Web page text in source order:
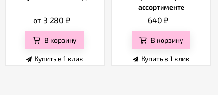
от 3 280₽
В корзину
Купить в 1 клик
ассортименте
640₽
В корзину
Купить в 1 клик